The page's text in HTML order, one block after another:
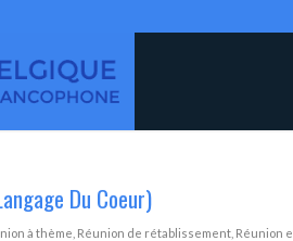
Du Coeur)
à thème Réunion de rétablissement Réunion